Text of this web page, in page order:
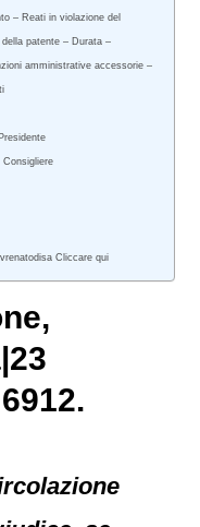
– Reati in violazione del
patente – Durata –
amministrative accessorie –
Consigliere
Cliccare qui